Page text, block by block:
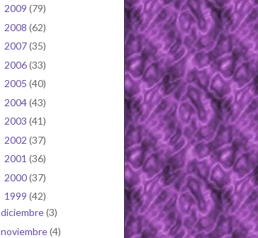
2009 (79)
2008 (62)
2007(35)
2006(33)
2005 (40)
2004(43)
2003 (41)
2002 (37)
2001 (36)
2000(37)
1999 (42)
diciembre(3)
noviembre(4)